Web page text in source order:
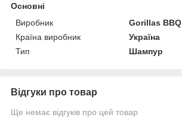
Основні
Виробник
Gorillas BBQ
Країна виробник
Україна
Тип
Шампур
Відгуки про товар
Ще немає відгуків про цей товар